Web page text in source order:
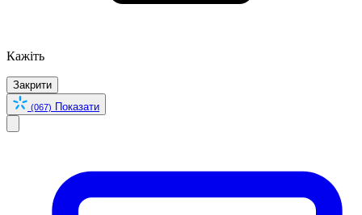
Кажіть
Закрити
(067) Показати